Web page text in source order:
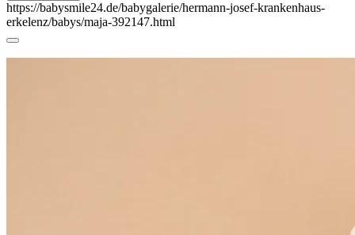
https://babysmile24.de/babygalerie/hermann-josef-krankenhaus-
erkelenz/babys/maja-392147.html